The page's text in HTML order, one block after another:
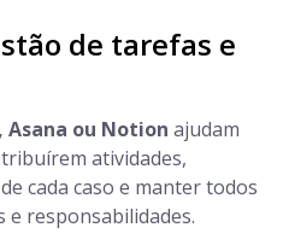
de tarefas e
Asana ou Notion ajudam
atividades,
cada caso e manter todos
responsabilidades.